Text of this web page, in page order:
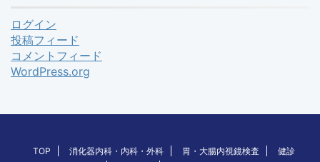
ログイン
投稿フィード
コメントフィード
WordPress.org
TOP 消化器内科・内科・外科 胃・大腸内視鏡検査
健診